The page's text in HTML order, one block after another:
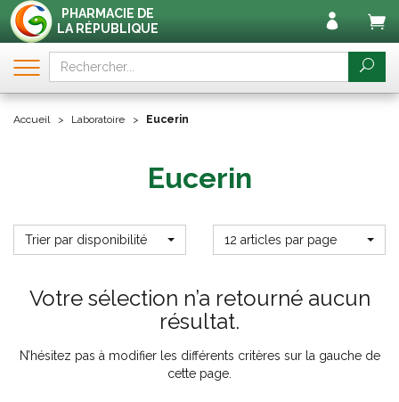
PHARMACIE DE
LA RÉPUBLIQUE
Accueil Laboratoire Eucerin
Eucerin
Trier par disponibilité 12 articles par page
Votre sélection n’a retourné aucun
résultat.
N’hésitez pas à modifier les différents critères sur la gauche de
cette page.